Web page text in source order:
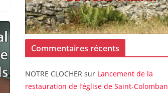
Commentaires récents
NOTRE CLOCHER sur Lancement de la
restauration de l’église de Saint-Colomban